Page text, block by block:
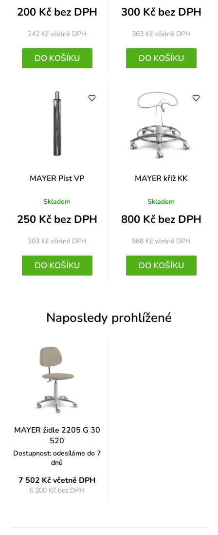
200 Kč bez DPH
242 Kč včetně DPH
DO KOŠÍKU
300 Kč bez DPH
363 Kč včetně DPH
DO KOŠÍKU
MAYER Píst VP
Skladem
250 Kč bez DPH
303 Kč včetně DPH
DO KOŠÍKU
MAYER kříž KK
Skladem
800 Kč bez DPH
968 Kč včetně DPH
DO KOŠÍKU
Naposledy prohlížené
MAYER židle 2205 G 30
520
Dostupnost: odesíláme do 7
dnů
7 502 Kčvčetně DPH
6 200 Kč bez DPH